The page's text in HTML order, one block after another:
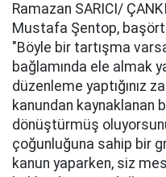
Ramazan SARICI/
Mustafa Şentop,
"Böyle bir tartışma
bağlamında ele almak
düzenleme yaptığınız
kanundan kaynaklanan
dönüştürmüş
çoğunluğuna sahip bir
kanun yaparken, siz